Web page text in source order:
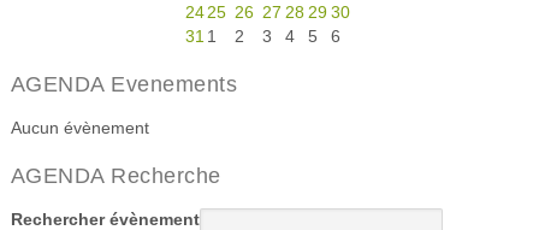
2425 26 27 28 29 30
31 1 2 3 4 5 6
AGENDA Evenements
Aucun évènement
AGENDA Recherche
Rechercher évènement